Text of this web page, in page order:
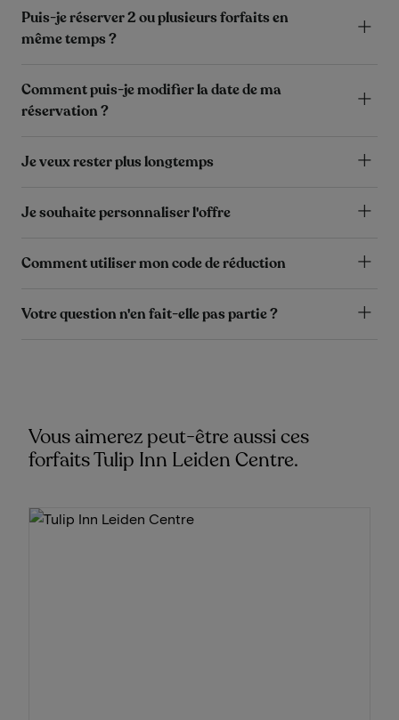
Puis-je réserver 2 ou plusieurs forfaits en
même temps ?
Comment puis-je modifier la date de ma
réservation ?
Je veux rester plus longtemps
Je souhaite personnaliser l'offre
Comment utiliser mon code de réduction
Votre question n'en fait-elle pas partie ?
Vous aimerez peut-être aussi ces
forfaits Tulip Inn Leiden Centre.